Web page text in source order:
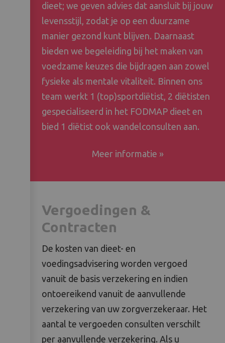
dieet; we geven advies dat aansluit bij jouw
levensstijl, zodat je op een duurzame
manier gezond kunt blijven. Daarnaast
bieden we begeleiding bij het maken van
voedzame keuzes die bijdragen aan zowel
fysieke als mentale vitaliteit. Binnen ons
team werkt 1 (top)sportdiëtist, 2 diëtisten
gespecialiseerd in het FODMAP dieet en
bied 1 diëtist ook wandelconsulten aan.
Meer informatie »
Vergoedingen &
Contracten
De kosten van dieet- en
voedingsadvisering worden vergoed
vanuit de basis verzekering en indien
ontoereikend vanuit de aanvullende
verzekering van uw zorgverzekeraar. Het
aantal te vergoeden consulten verschilt
per aanvullende verzekering. Als u